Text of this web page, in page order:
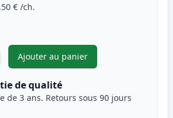
€ /ch.
pour ajuster
Ajouter au panier
,Pack de 5 Brother LC900
de qualité
de 3 ans. Retours sous 90 jours